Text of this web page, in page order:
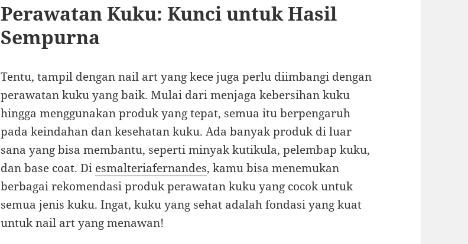
Perawatan Kuku: Kunci untuk Hasil
Sempurna
Tentu, tampil dengan nail art yang kece juga perlu diimbangi dengan
perawatan kuku yang baik. Mulai dari menjaga kebersihan kuku
hingga menggunakan produk yang tepat, semua itu berpengaruh
pada keindahan dan kesehatan kuku. Ada banyak produk di luar
sana yang bisa membantu, seperti minyak kutikula, pelembap kuku,
dan base coat. Di esmalteriafernandes, kamu bisa menemukan
berbagai rekomendasi produk perawatan kuku yang cocok untuk
semua jenis kuku. Ingat, kuku yang sehat adalah fondasi yang kuat
untuk nail art yang menawan!